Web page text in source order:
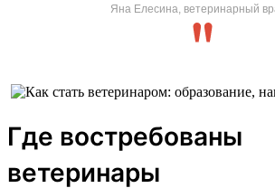
Яна Елесина, ветеринарный
Где востребованы
ветеринары